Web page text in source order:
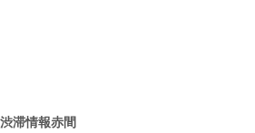
滞情報赤間